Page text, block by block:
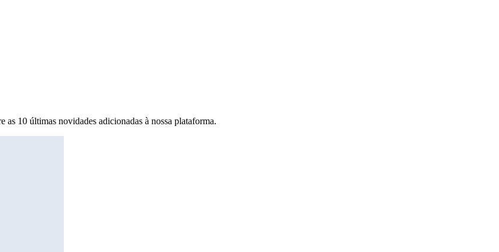
10 últimas novidades adicionadas à nossa plataforma.